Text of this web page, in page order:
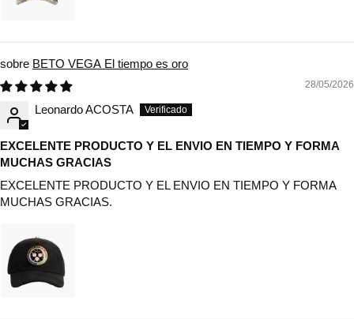
BETO VEGA El tiempo es oro
28/05/2026
Leonardo ACOSTA
EXCELENTE PRODUCTO Y EL ENVIO EN TIEMPO Y FORMA
MUCHAS GRACIAS
EXCELENTE PRODUCTO Y EL ENVIO EN TIEMPO Y FORMA
MUCHAS GRACIAS.